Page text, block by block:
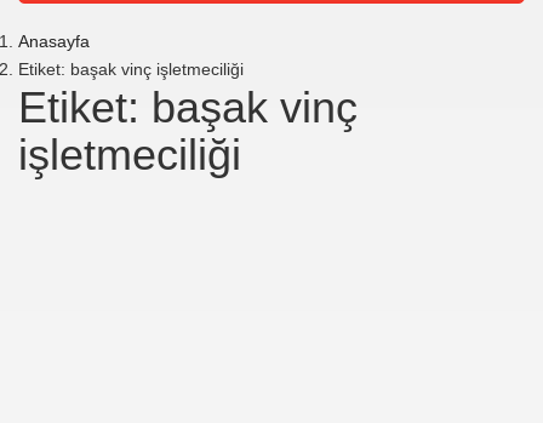
Anasayfa
Etiket: başak vinç işletmeciliği
Etiket: başak vinç
işletmeciliği